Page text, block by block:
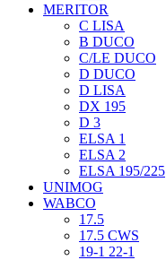
MERITOR
C LISA
B DUCO
C/LE DUCO
D DUCO
D LISA
DX 195
D 3
ELSA 1
ELSA 2
ELSA 195/225
UNIMOG
WABCO
17.5
17.5 CWS
19-1 22-1